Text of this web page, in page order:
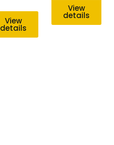
View
details
View
details